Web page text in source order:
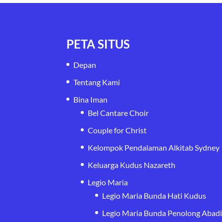
PETA SITUS
Depan
Tentang Kami
Bina Iman
Bel Cantare Choir
Couple for Christ
Kelompok Pendalaman Alkitab Sydney
Keluarga Kudus Nazareth
Legio Maria
Legio Maria Bunda Hati Kudus
Legio Maria Bunda Penolong Abadi